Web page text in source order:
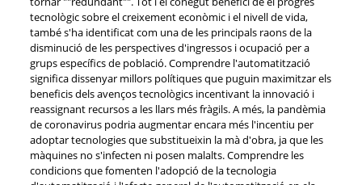
tecnològic sobre el creixement econòmic i el nivell de vida,
també s'ha identificat com una de les principals raons de la
disminució de les perspectives d'ingressos i ocupació per a
grups específics de població. Comprendre l'automatització
significa dissenyar millors polítiques que puguin maximitzar els
beneficis dels avenços tecnològics incentivant la innovació i
reassignant recursos a les llars més fràgils. A més, la pandèmia
de coronavirus podria augmentar encara més l'incentiu per
adoptar tecnologies que substitueixin la mà d'obra, ja que les
màquines no s'infecten ni posen malalts. Comprendre les
condicions que fomenten l'adopció de la tecnologia